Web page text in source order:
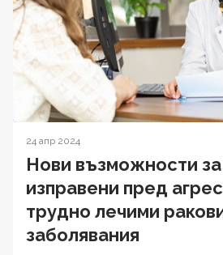
24 апр 2024
Нови възможности
изправени пред
трудно лечими
заболявания